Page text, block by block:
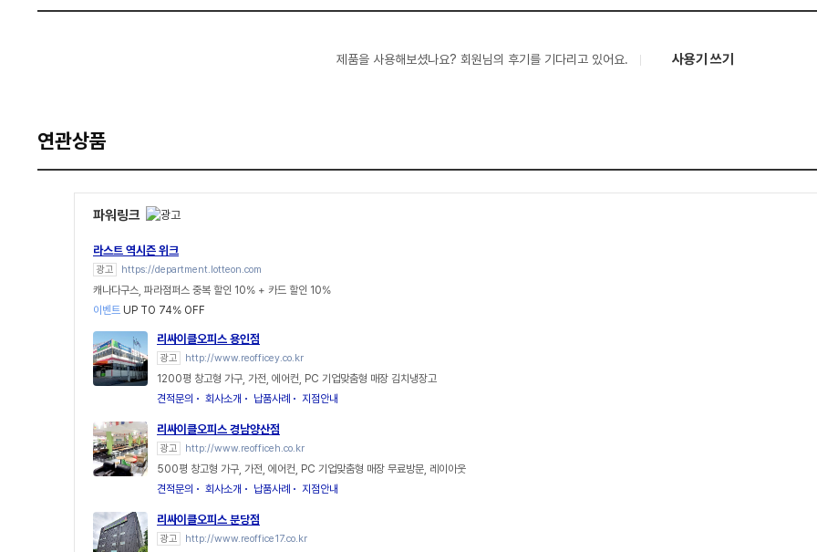
제품을 사용해보셨나요? 회원님의 후기를 기다리고 있어요. 사용기 쓰기
연관상품
파워링크
라스트 역시즌 위크
광고 https://department.lotteon.com
캐나다구스, 파라점퍼스 중복 할인 10% + 카드 할인 10%
이벤트 UP TO 74% OFF
리싸이클오피스 용인점
광고 http://www.reofficey.co.kr
1200평 창고형 가구, 가전, 에어컨, PC 기업맞춤형 매장 김치냉장고
견적문의
회사소개 납품사례 지점안내
리싸이클오피스 경남양산점
광고 http://www.reofficeh.co.kr
500평 창고형 가구, 가전, 에어컨, PC 기업맞춤형 매장 무료방문, 레이아웃
견적문의
회사소개 납품사례 지점안내
리싸이클오피스 분당점
광고 http://www.reoffice17.co.kr